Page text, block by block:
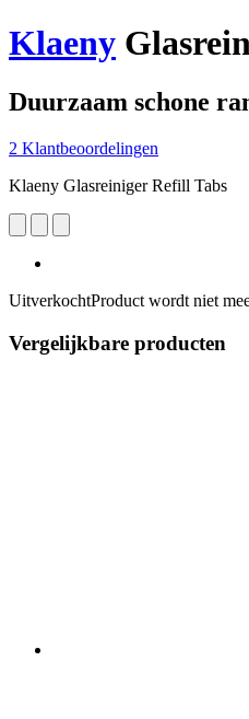
Klaeny
Duurzaam schone
2 Klantbeoordelingen
Klaeny Glasreiniger Refill Tabs
UitverkochtProduct wordt niet
Vergelijkbare producten